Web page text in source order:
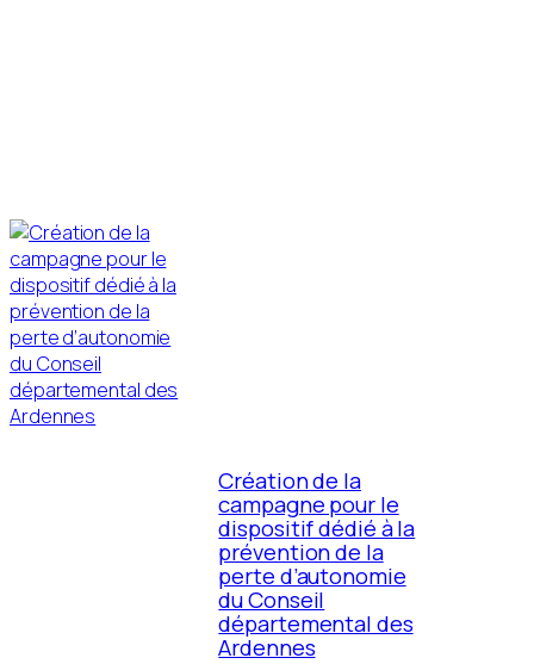
Création de la
campagne pour le
dispositif dédié à la
prévention de la
perte d’autonomie
du Conseil
départemental des
Ardennes